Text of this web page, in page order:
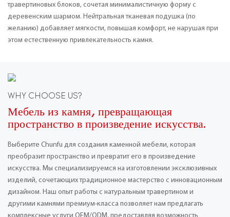
травертиновых блоков, сочетая минималистичную форму с
деревенским шармом. Нейтральная тканевая подушка (по
желанию) добавляет мягкости, повышая комфорт, не нарушая при
этом естественную привлекательность камня.
WHY CHOOSE US?
Мебель из камня, превращающая
пространство в произведение искусства.
Выберите Chunfu для создания каменной мебели, которая
преобразит пространство и превратит его в произведение
искусства. Мы специализируемся на изготовлении эксклюзивных
изделий, сочетающих традиционное мастерство с инновационным
дизайном. Наш опыт работы с натуральным травертином и
другими камнями премиум-класса позволяет нам предлагать